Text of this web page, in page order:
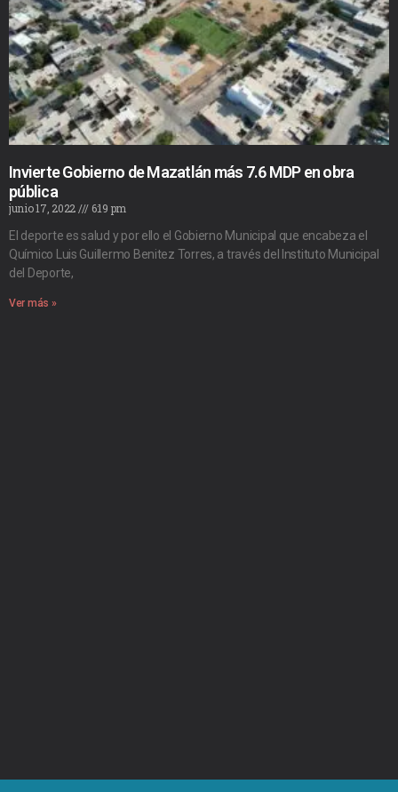
Invierte Gobierno de Mazatlán más 7.6 MDP en obra
pública
junio 17, 2022
6:19 pm
El deporte es salud y por ello el Gobierno Municipal que encabeza el
Químico Luis Guillermo Benitez Torres, a través del Instituto Municipal
del Deporte,
Ver más »